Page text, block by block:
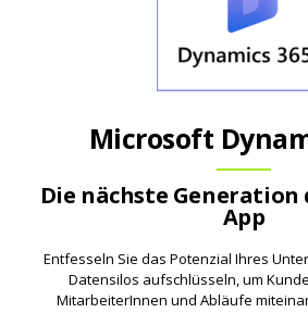
Microsoft
Die nächste Generation
App
Entfesseln Sie das Potenzial Ihres
Datensilos aufschlüsseln, um
MitarbeiterInnen und Abläufe